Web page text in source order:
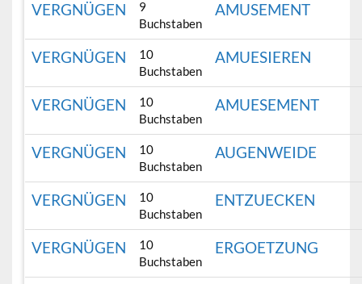
VERGNÜGEN
9
Buchstaben
AMUSEMENT
VERGNÜGEN
10
Buchstaben
AMUESIEREN
VERGNÜGEN
10
Buchstaben
AMUESEMENT
VERGNÜGEN
10
Buchstaben
AUGENWEIDE
VERGNÜGEN
10
Buchstaben
ENTZUECKEN
VERGNÜGEN
10
Buchstaben
ERGOETZUNG